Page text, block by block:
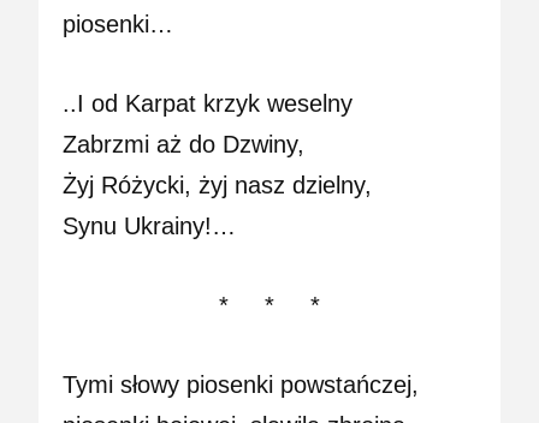
piosenki…
..I od Karpat krzyk weselny
Zabrzmi aż do Dzwiny,
Żyj Różycki, żyj nasz dzielny,
Synu Ukrainy!…
* * *
Tymi słowy piosenki powstańczej,